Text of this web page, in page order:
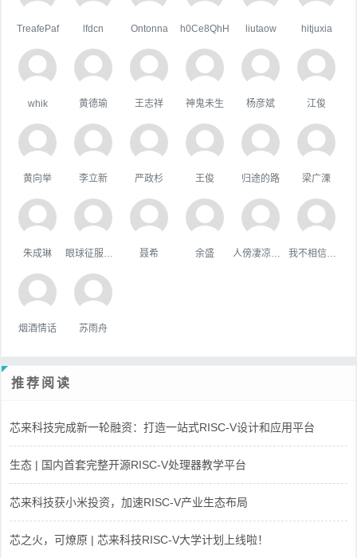
TreafePaf lfdcn Ontonna h0Ce8QhH liutaow hitjuxia
whik 黄德瑜 王志祥 神鬼未生 杨彦斌 江俊
黄向举 李立新 严政杉 王俊 归途的路 梁广溧
朱成琳 聂希 余盛
烟酒情话 苏雨舟
推荐阅读
芯来科技完成新一轮融资：打造一站式RISC-V设计和应用平台
生态 | 国内首套完整开源RISC-V处理器教学平台
芯来科技获小米投资，加速RISC-V产业生态布局
芯之火，可燎原 | 芯来科技RISC-V大学计划上线啦！